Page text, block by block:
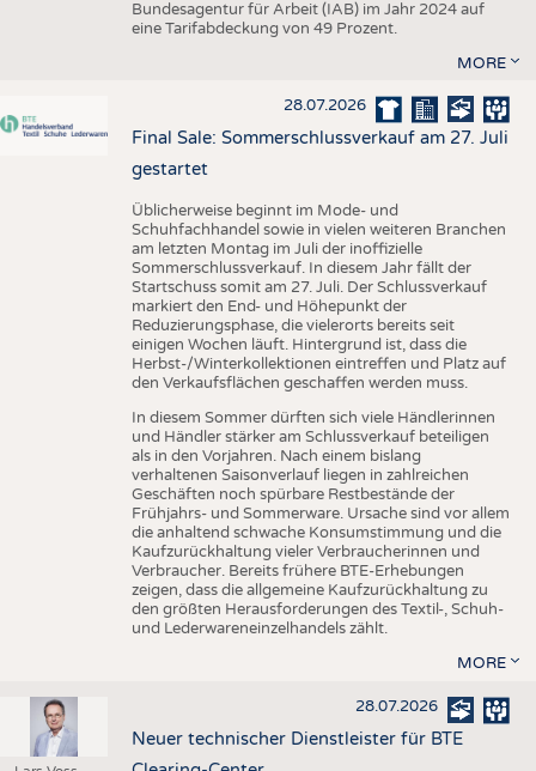
Bundesagentur für Arbeit (IAB) im Jahr 2024 auf
eine Tarifabdeckung von 49 Prozent.
MORE
28.07.2026
Final Sale: Sommerschlussverkauf am 27. Juli
gestartet
Üblicherweise beginnt im Mode- und
Schuhfachhandel sowie in vielen weiteren Branchen
am letzten Montag im Juli der inoffizielle
Sommerschlussverkauf. In diesem Jahr fällt der
Startschuss somit am 27. Juli. Der Schlussverkauf
markiert den End- und Höhepunkt der
Reduzierungsphase, die vielerorts bereits seit
einigen Wochen läuft. Hintergrund ist, dass die
Herbst-/Winterkollektionen eintreffen und Platz auf
den Verkaufsflächen geschaffen werden muss.
In diesem Sommer dürften sich viele Händlerinnen
und Händler stärker am Schlussverkauf beteiligen
als in den Vorjahren. Nach einem bislang
verhaltenen Saisonverlauf liegen in zahlreichen
Geschäften noch spürbare Restbestände der
Frühjahrs- und Sommerware. Ursache sind vor allem
die anhaltend schwache Konsumstimmung und die
Kaufzurückhaltung vieler Verbraucherinnen und
Verbraucher. Bereits frühere BTE-Erhebungen
zeigen, dass die allgemeine Kaufzurückhaltung zu
den größten Herausforderungen des Textil-, Schuh-
und Lederwareneinzelhandels zählt.
MORE
28.07.2026
Neuer technischer Dienstleister für BTE